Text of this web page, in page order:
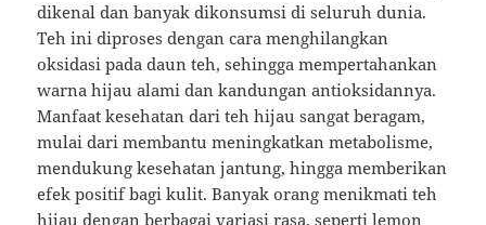
dikenal dan banyak dikonsumsi di seluruh dunia.
Teh ini diproses dengan cara menghilangkan
oksidasi pada daun teh, sehingga mempertahankan
warna hijau alami dan kandungan antioksidannya.
Manfaat kesehatan dari teh hijau sangat beragam,
mulai dari membantu meningkatkan metabolisme,
mendukung kesehatan jantung, hingga memberikan
efek positif bagi kulit. Banyak orang menikmati teh
hijau dengan berbagai variasi rasa, seperti lemon